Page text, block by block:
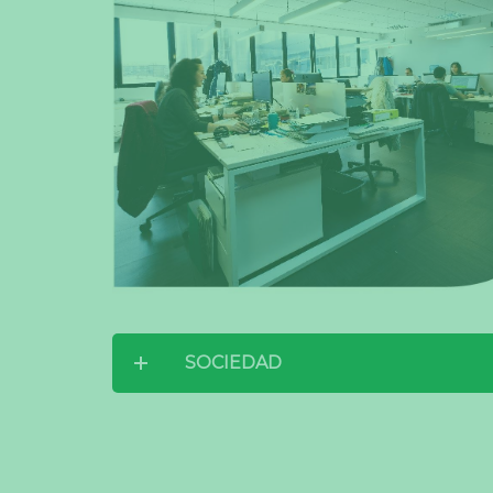
SOCIEDAD